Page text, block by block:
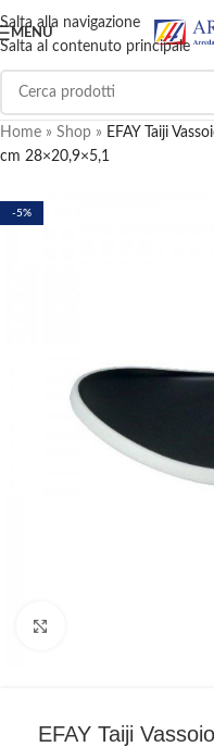
Salta alla navigazione
Salta al contenuto principale
MENU
Home » Shop » EFAY Taiji
cm 28×20,9×5,1
-5%
EFAY Taiji